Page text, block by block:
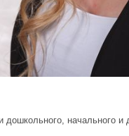
дошкольного, начального и